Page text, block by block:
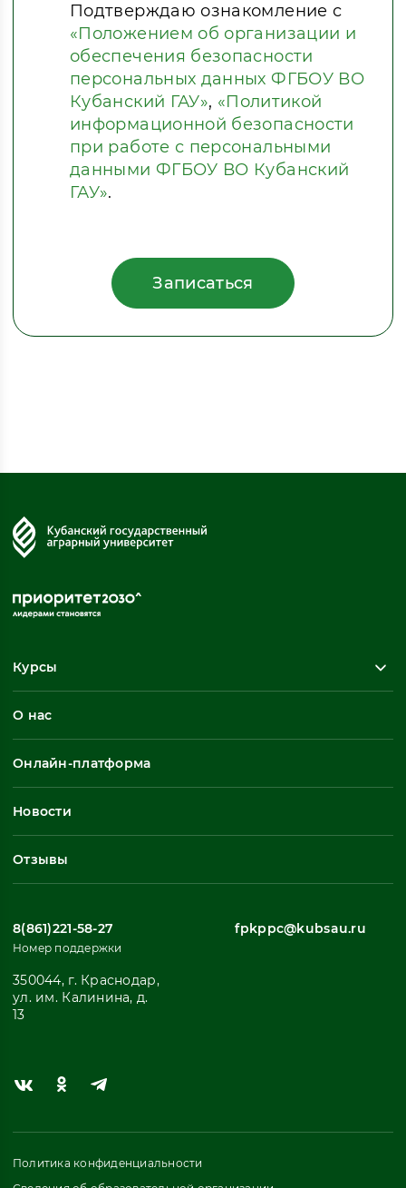
Подтверждаю ознакомление с
«Положением об организации и
обеспечения безопасности
персональных данных ФГБОУ ВО
Кубанский ГАУ», «Политикой
информационной безопасности
при работе с персональными
данными ФГБОУ ВО Кубанский
ГАУ».
Записаться
Курсы
Повышение квалификации
Профессиональная переподготовка
Профессиональное обучение
Все
О нас
Онлайн-платформа
Новости
Отзывы
8(861)221-58-27
Номер поддержки
fpkppc@kubsau.ru
350044, г. Краснодар,
ул. им. Калинина, д.
13
Политика конфиденциальности